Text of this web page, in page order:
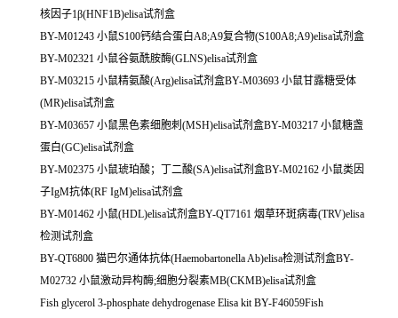
核因子1β(HNF1B)elisa试剂盒
BY-M01243 小鼠S100钙结合蛋白A8;A9复合物(S100A8;A9)elisa试剂盒
BY-M02321 小鼠谷氨酰胺酶(GLNS)elisa试剂盒
BY-M03215 小鼠精氨酸(Arg)elisa试剂盒BY-M03693 小鼠甘露糖受体
(MR)elisa试剂盒
BY-M03657 小鼠黑色素细胞刺(MSH)elisa试剂盒BY-M03217 小鼠糖盏
蛋白(GC)elisa试剂盒
BY-M02375 小鼠琥珀酸；丁二酸(SA)elisa试剂盒BY-M02162 小鼠类因
子IgM抗体(RF IgM)elisa试剂盒
BY-M01462 小鼠(HDL)elisa试剂盒BY-QT7161 烟草环斑病毒(TRV)elisa
检测试剂盒
BY-QT6800 猫巴尔通体抗体(Haemobartonella Ab)elisa检测试剂盒BY-
M02732 小鼠激动异构酶;细胞分裂素MB(CKMB)elisa试剂盒
Fish glycerol 3-phosphate dehydrogenase Elisa kit BY-F46059Fish